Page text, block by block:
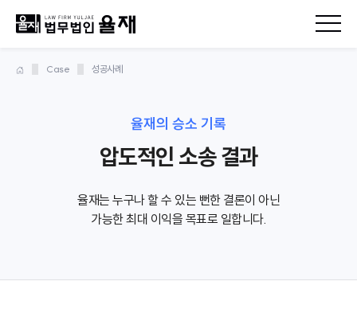
율재의 승소 기록
압도적인 소송 결과
율재는 누구나 할 수 있는 뻔한 결론이 아닌
가능한 최대 이익을 목표로 일합니다.
Case 성공사례